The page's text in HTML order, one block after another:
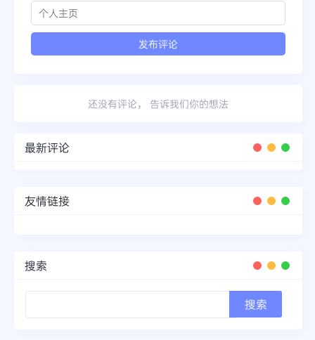
还没有评论， 告诉我们你的想法
最新评论
友情链接
搜索